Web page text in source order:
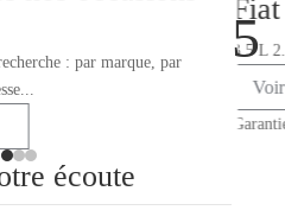
: par marque, par
3.5 L
5
écoute